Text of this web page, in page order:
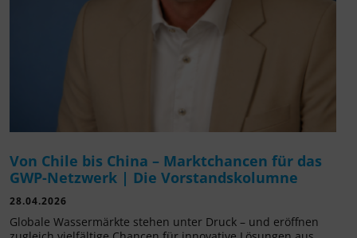
Von Chile bis China – Marktchancen für das
GWP-Netzwerk | Die Vorstandskolumne
28.04.2026
Globale Wassermärkte stehen unter Druck – und eröffnen